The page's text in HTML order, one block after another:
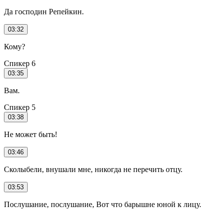
Да господин Репейкин.
03:32
Кому?
Спикер 6
03:35
Вам.
Спикер 5
03:38
Не может быть!
03:46
Сколыбели, внушали мне, никогда не перечить отцу.
03:53
Послушание, послушание, Вот что барышне юной к лицу.